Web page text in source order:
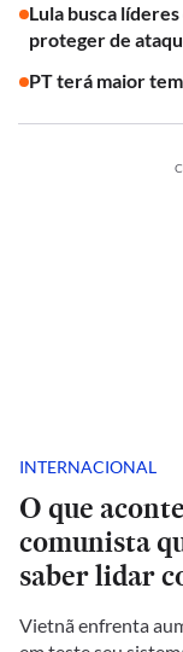
Lula busca
proteger de
PT terá maior
INTERNACIONAL
O que
comunista
saber lidar
Vietnã enfrenta